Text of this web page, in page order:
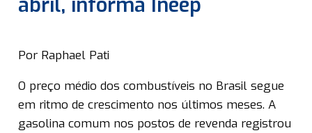
Por Raphael Pati
O preço médio dos combustíveis no Brasil segue
em ritmo de crescimento nos últimos meses. A
gasolina comum nos postos de revenda registrou